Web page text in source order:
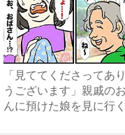
「見ててくださってあ
うございます」親戚の
んに預けた娘を見に行